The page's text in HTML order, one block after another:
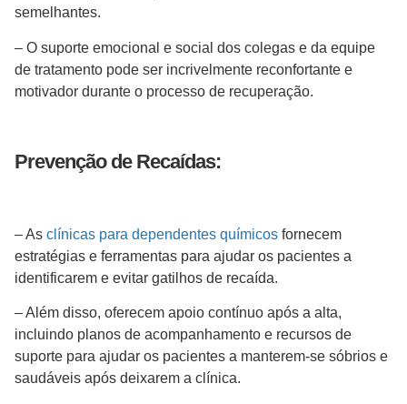
semelhantes.
– O suporte emocional e social dos colegas e da equipe
de tratamento pode ser incrivelmente reconfortante e
motivador durante o processo de recuperação.
Prevenção de Recaídas:
– As clínicas para dependentes químicos fornecem
estratégias e ferramentas para ajudar os pacientes a
identificarem e evitar gatilhos de recaída.
– Além disso, oferecem apoio contínuo após a alta,
incluindo planos de acompanhamento e recursos de
suporte para ajudar os pacientes a manterem-se sóbrios e
saudáveis após deixarem a clínica.